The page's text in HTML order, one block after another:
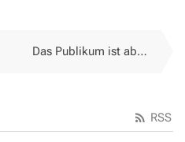
Das Publikum ist abwesend
RSS